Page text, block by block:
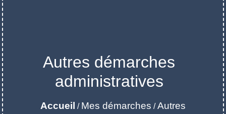
Autres démarches
administratives
Accueil / Mes démarches /Autres